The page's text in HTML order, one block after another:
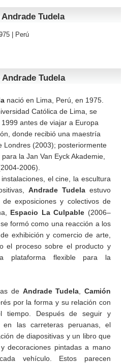
Tudela
|
Perú
Tudela
nació en Lima, Perú, en 1975.
Católica de Lima, se
antes de viajar a Europa
donde recibió una maestría
Londres (2003); posteriormente
la Jan Van Eyck Akademie,
2006).
el cine, la escultura
Andrade Tudela estuvo
exposiciones y colectivos de
Espacio La Culpable (2006–
formó como una reacción a los
exhibición y comercio de arte,
el proceso sobre el producto y
plataforma flexible para la
de Andrade Tudela
Camión
por la forma y su relación con
Después de seguir y
en las carreteras peruanas, el
de diapositivas y un libro que
decoraciones pintadas a mano
vehículo. Estos parecen